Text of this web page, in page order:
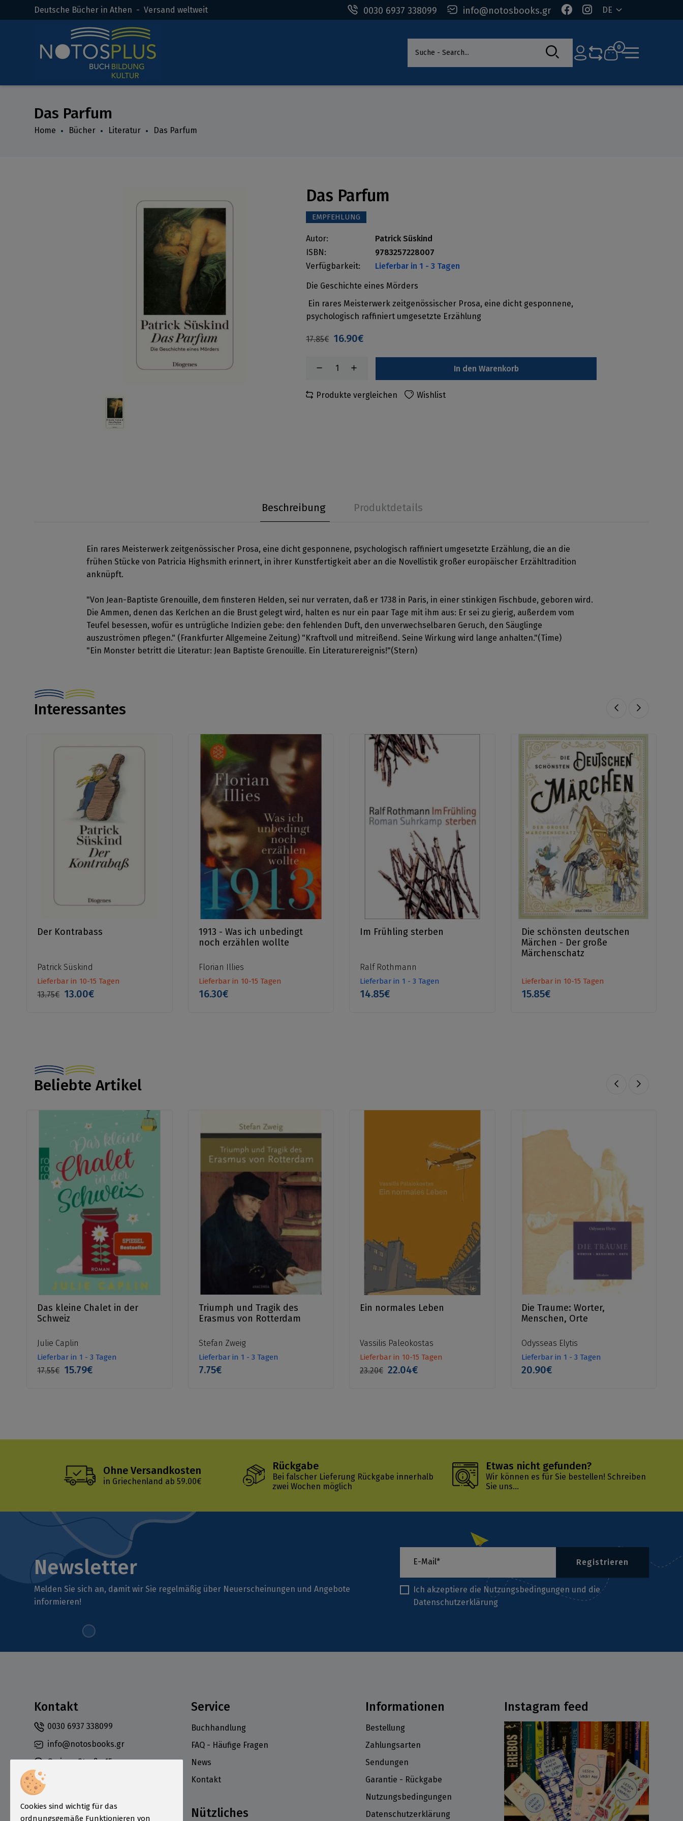
0030 6937 338099 info@notosbooks.gr DE
Deutsche Bücher in Athen - Versand weltweit
0
Das Parfum
Home Bücher Literatur Das Parfum
Das Parfum
EMPFEHLUNG
Autor:
Patrick Süskind
ISBN:
9783257228007
Verfügbarkeit:
Lieferbar in 1 - 3 Tagen
Die Geschichte eines Mörders
Ein rares Meisterwerk zeitgenössischer Prosa, eine dicht gesponnene,
psychologisch raffiniert umgesetzte Erzählung
17.85€ 16.90€
In den Warenkorb
Produkte vergleichen Wishlist
Beschreibung Produktdetails
Ein rares Meisterwerk zeitgenössischer Prosa, eine dicht gesponnene, psychologisch raffiniert umgesetzte Erzählung, die an die
frühen Stücke von Patricia Highsmith erinnert, in ihrer Kunstfertigkeit aber an die Novellistik großer europäischer Erzähltradition
anknüpft.
"Von Jean-Baptiste Grenouille, dem finsteren Helden, sei nur verraten, daß er 1738 in Paris, in einer stinkigen Fischbude, geboren wird.
Die Ammen, denen das Kerlchen an die Brust gelegt wird, halten es nur ein paar Tage mit ihm aus: Er sei zu gierig, außerdem vom
Teufel besessen, wofür es untrügliche Indizien gebe: den fehlenden Duft, den unverwechselbaren Geruch, den Säuglinge
auszuströmen pflegen." (Frankfurter Allgemeine Zeitung) "Kraftvoll und mitreißend. Seine Wirkung wird lange anhalten."(Time)
"Ein Monster betritt die Literatur: Jean Baptiste Grenouille. Ein Literaturereignis!"(Stern)
Interessantes
Der Kontrabass
Patrick Süskind
Lieferbar in 10-15 Tagen
13.75€ 13.00€
1913 - Was ich unbedingt
noch erzählen wollte
Florian Illies
Lieferbar in 10-15 Tagen
16.30€
Im Frühling sterben
Ralf Rothmann
Lieferbar in 1 - 3 Tagen
14.85€
Die schönsten deutschen
Märchen - Der große
Märchenschatz
Lieferbar in 10-15 Tagen
15.85€
Beliebte Artikel
Das kleine Chalet in der
Schweiz
Julie Caplin
Lieferbar in 1 - 3 Tagen
17.55€ 15.79€
Triumph und Tragik des
Erasmus von Rotterdam
Stefan Zweig
Lieferbar in 1 - 3 Tagen
7.75€
Ein normales Leben
Vassilis Paleokostas
Lieferbar in 10-15 Tagen
23.20€ 22.04€
Die Traume: Worter,
Menschen, Orte
Odysseas Elytis
Lieferbar in 1 - 3 Tagen
20.90€
Ohne Versandkosten
in Griechenland ab 59.00€
Rückgabe
Bei falscher Lieferung Rückgabe innerhalb
zwei Wochen möglich
Etwas nicht gefunden?
Wir können es für Sie bestellen! Schreiben
Sie uns...
Newsletter
Melden Sie sich an, damit wir Sie regelmäßig über Neuerscheinungen und Angebote
informieren!
Registrieren
Ich akzeptiere die Nutzungsbedingungen und die
Datenschutzerklärung
Kontakt
0030 6937 338099
info@notosbooks.gr
Omirou-Straße 15,
Instagram feed
Service
Buchhandlung
FAQ - Häufige Fragen
News
Kontakt
Nützliches
Informationen
Bestellung
Zahlungsarten
Sendungen
Garantie - Rückgabe
Nutzungsbedingungen
Datenschutzerklärung
Cookies sind wichtig für das
ordnungsgemäße Funktionieren von